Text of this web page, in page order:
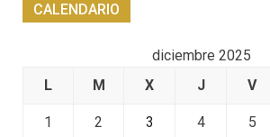
CALENDARIO
diciembre 2025
L
M X J V
1 2 3 4 5